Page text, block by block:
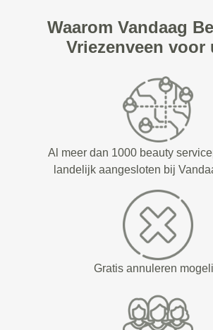
Waarom Vandaag
Vriezenveen voor
Al meer dan 1000 beauty
landelijk aangesloten bij
Gratis annuleren